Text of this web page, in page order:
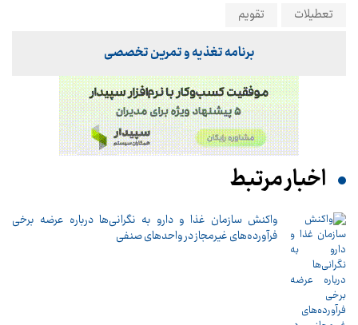
تعطیلات تقویم
برنامه تغذیه و تمرین تخصصی
اخبار مرتبط
واکنش سازمان غذا و دارو به نگرانی‌ها درباره عرضه برخی
فرآورده‌های غیرمجاز در واحدهای صنفی